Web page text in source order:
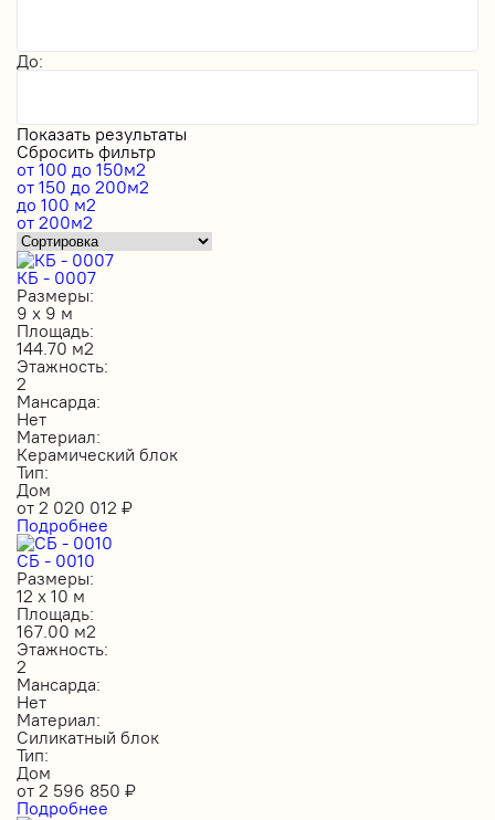
До:
Показать результаты
Сбросить фильтр
от 100 до 150м2
от 150 до 200м2
до 100 м2
от 200м2
КБ - 0007
Размеры:
9 х 9 м
Площадь:
144.70 м2
Этажность:
2
Мансарда:
Нет
Материал:
Керамический блок
Тип:
Дом
от 2 020 012 ₽
Подробнее
СБ - 0010
Размеры:
12 х 10 м
Площадь:
167.00 м2
Этажность:
2
Мансарда:
Нет
Материал:
Силикатный блок
Тип:
Дом
от 2 596 850 ₽
Подробнее